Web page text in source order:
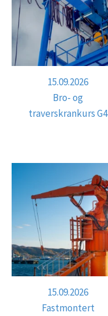
15.09.2026
Bro- og
traverskrankurs G4
15.09.2026
Fastmontert